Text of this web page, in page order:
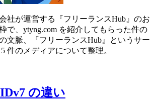
社が運営する『フリーランスHub』のお
で、ytyng.com を紹介してもらった件の
文脈、『フリーランスHub』というサー
件のメディアについて整理。
の違い